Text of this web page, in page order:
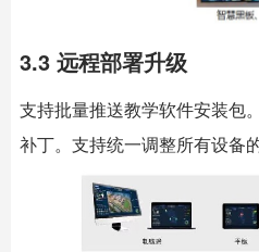
3.3 远程部署升级
支持批量推送教学软件安装包
补丁。支持统一调整所有设备